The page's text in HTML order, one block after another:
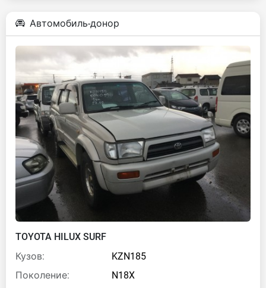
Автомобиль-донор
TOYOTA HILUX SURF
Кузов:
KZN185
Поколение:
N18X